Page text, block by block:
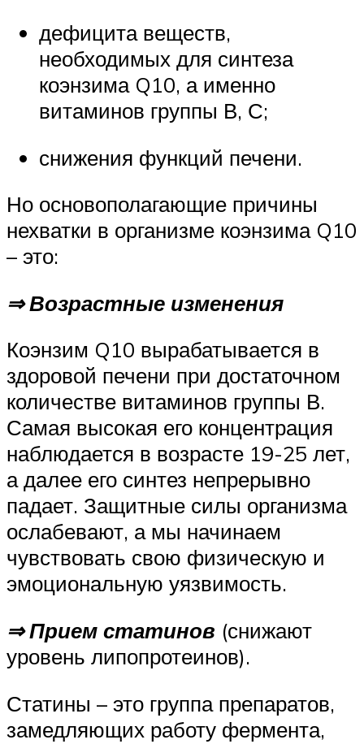
дефицита веществ,
необходимых для синтеза
коэнзима Q10, а именно
витаминов группы В, С;
снижения функций печени.
Но основополагающие причины
нехватки в организме коэнзима Q10
– это:
⇒ Возрастные изменения
Коэнзим Q10 вырабатывается в
здоровой печени при достаточном
количестве витаминов группы В.
Самая высокая его концентрация
наблюдается в возрасте 19-25 лет,
а далее его синтез непрерывно
падает. Защитные силы организма
ослабевают, а мы начинаем
чувствовать свою физическую и
эмоциональную уязвимость.
⇒ Прием статинов (снижают
уровень липопротеинов).
Статины – это группа препаратов,
замедляющих работу фермента,